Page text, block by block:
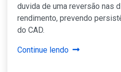
duvida de uma reversão nas
rendimento, prevendo
do CAD.
Continue lendo